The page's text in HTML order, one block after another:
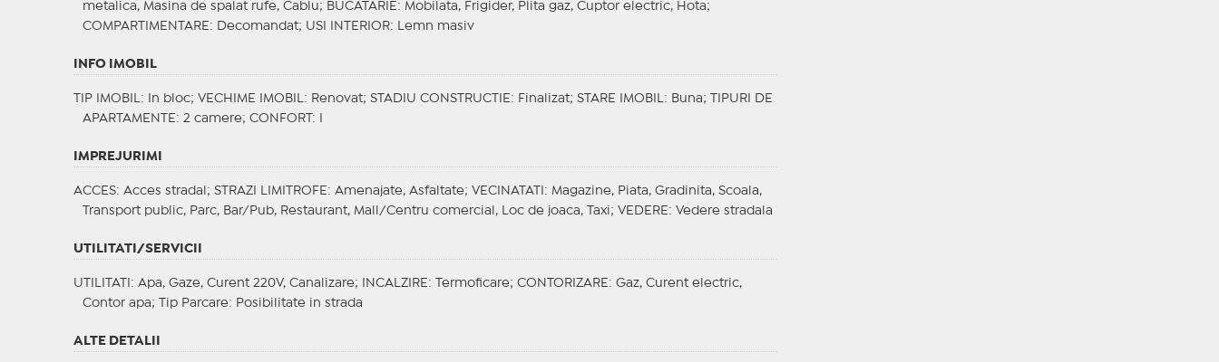
metalica, Masina de spalat rufe, Cablu; BUCATARIE : Mobilata, Frigider, Plita gaz, Cuptor electric, Hota;
COMPARTIMENTARE : Decomandat; USI INTERIOR: Lemn masiv
INFO IMOBIL
TIP IMOBIL : In bloc; VECHIME IMOBIL : Renovat; STADIU CONSTRUCTIE : Finalizat; STARE IMOBIL : Buna;
TIPURI DE
APARTAMENTE : 2 camere; CONFORT : I
IMPREJURIMI
ACCES: Acces stradal; STRAZI LIMITROFE : Amenajate, Asfaltate; VECINATATI
: Magazine, Piata, Gradinita, Scoala,
Transport public, Parc, Bar/Pub, Restaurant, Mall/Centru comercial, Loc de joaca, Taxi; VEDERE : Vedere stradala
UTILITATI/SERVICII
UTILITATI : Apa, Gaze, Curent 220V, Canalizare; INCALZIRE : Termoficare; CONTORIZARE : Gaz, Curent electric,
Contor apa;
Tip Parcare: Posibilitate in strada
ALTE DETALII